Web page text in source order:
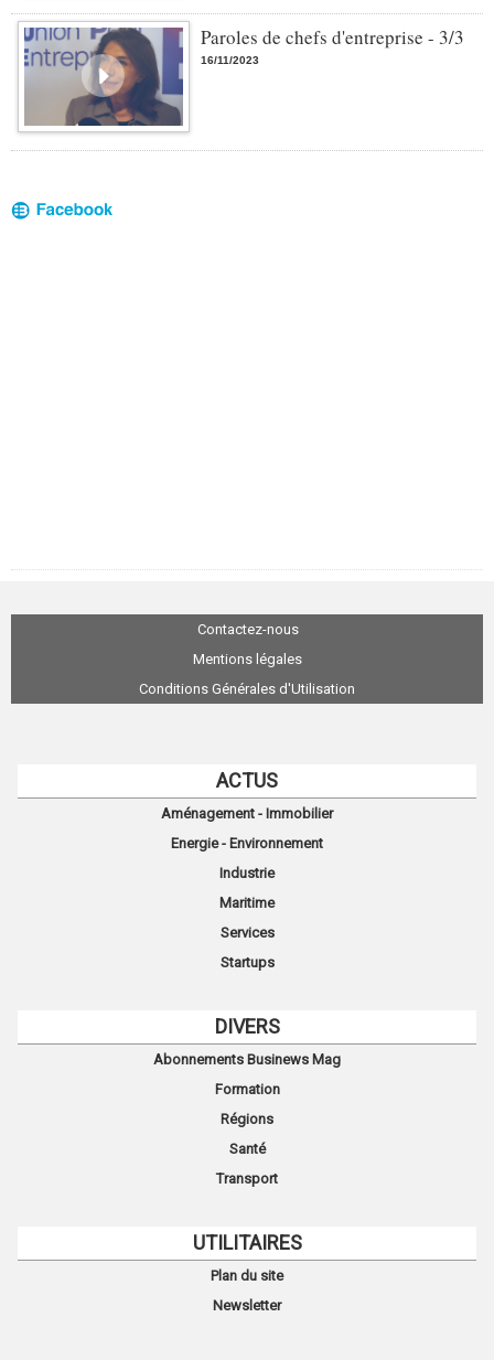
Paroles de chefs d'entreprise - 3/3
16/11/2023
Contactez-nous
Mentions légales
Conditions Générales d'Utilisation
ACTUS
Aménagement - Immobilier
Energie - Environnement
Industrie
Maritime
Services
Startups
DIVERS
Abonnements Businews Mag
Formation
Régions
Santé
Transport
UTILITAIRES
Plan du site
Newsletter